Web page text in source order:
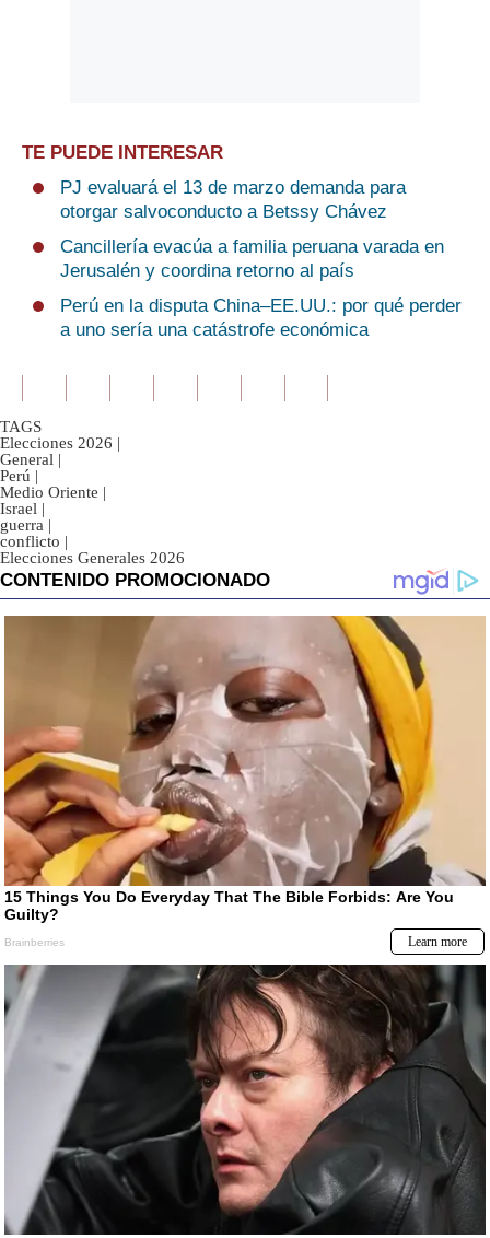
TE PUEDE INTERESAR
PJ evaluará el 13 de marzo demanda para
otorgar salvoconducto a Betssy Chávez
Cancillería evacúa a familia peruana varada en
Jerusalén y coordina retorno al país
Perú en la disputa China–EE.UU.: por qué perder
a uno sería una catástrofe económica
TAGS
Elecciones 2026 |
General |
Perú |
Medio Oriente |
Israel |
guerra |
conflicto |
Elecciones Generales 2026